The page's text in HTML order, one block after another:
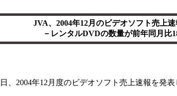
JVA、2004年12月のビデオソフト売上
－レンタルDVDの数量が前年同月比
、2004年12月度のビデオソフト売上速報を発